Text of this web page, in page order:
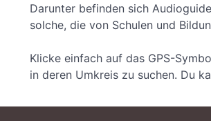
Darunter befinden sich
solche, die von Schulen und
Klicke einfach auf das GPS-
in deren Umkreis zu suchen. Du